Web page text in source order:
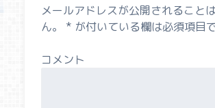
メールアドレスが公開されること
ん。
* が付いている欄は必須項目
コメント